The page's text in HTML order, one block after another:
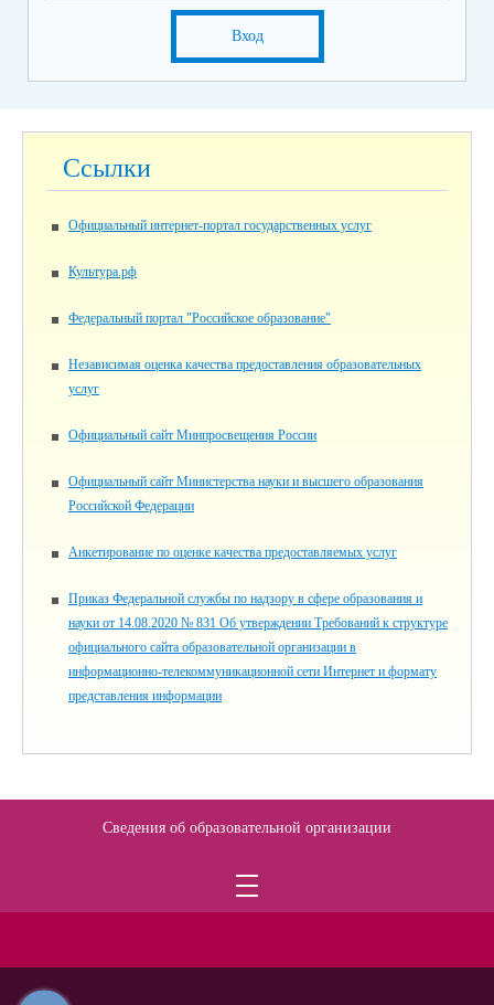
Вход
Ссылки
Официальный интернет-портал государственных услуг
Культура.рф
Федеральный портал "Российское образование"
Независимая оценка качества предоставления образовательных
услуг
Официальный сайт Минпросвещения России
Официальный сайт Министерства науки и высшего образования
Российской Федерации
Анкетирование по оценке качества предоставляемых услуг
Приказ Федеральной службы по надзору в сфере образования и
науки от 14.08.2020 № 831 Об утверждении Требований к структуре
официального сайта образовательной организации в
информационно-телекоммуникационной сети Интернет и формату
представления информации
Сведения об образовательной организации